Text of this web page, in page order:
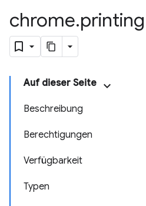
chrome.printing
Auf dieser Seite
Beschreibung
Berechtigungen
Verfügbarkeit
Typen